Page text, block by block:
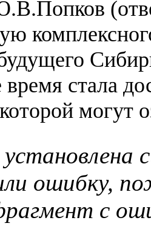
стала
могут
ошибку,
с